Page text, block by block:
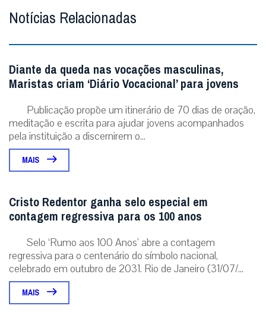
Notícias Relacionadas
Diante da queda nas vocações masculinas,
Maristas criam ‘Diário Vocacional’ para jovens
Publicação propõe um itinerário de 70 dias de oração,
meditação e escrita para ajudar jovens acompanhados
pela instituição a discernirem o...
MAIS
Cristo Redentor ganha selo especial em
contagem regressiva para os 100 anos
Selo ‘Rumo aos 100 Anos’ abre a contagem
regressiva para o centenário do símbolo nacional,
celebrado em outubro de 2031. Rio de Janeiro (31/07/...
MAIS